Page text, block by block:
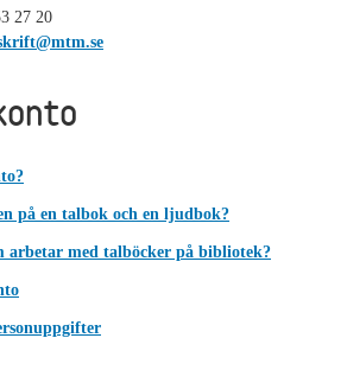
27 20
på en talbok och en ljudbok?
arbetar med talböcker på bibliotek?